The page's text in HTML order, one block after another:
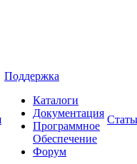
Поддержка
Каталоги
Документация
Программное
Обеспечение
Форум